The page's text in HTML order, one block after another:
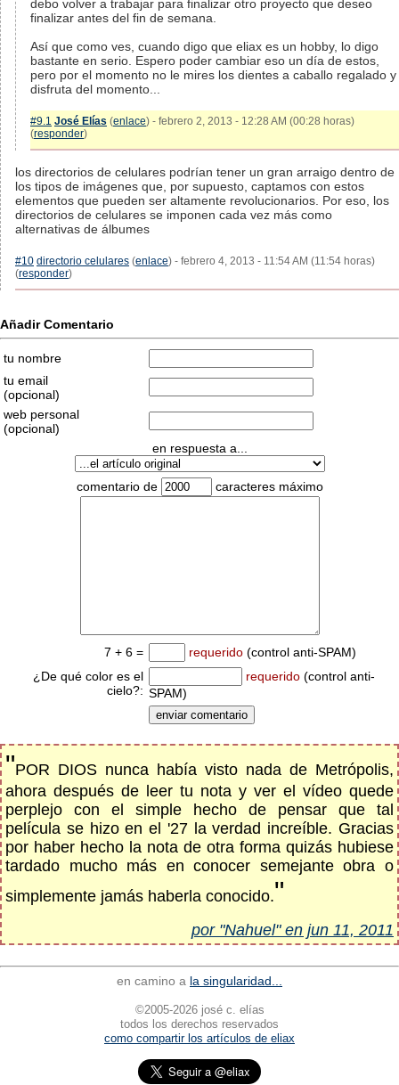
debo volver a trabajar para finalizar otro proyecto que deseo
finalizar antes del fin de semana.
Así que como ves, cuando digo que eliax es un hobby, lo digo
bastante en serio. Espero poder cambiar eso un día de estos,
pero por el momento no le mires los dientes a caballo regalado y
disfruta del momento...
#9.1 José Elías (enlace) - febrero 2, 2013 - 12:28 AM (00:28 horas)
(responder)
los directorios de celulares podrían tener un gran arraigo dentro de
los tipos de imágenes que, por supuesto, captamos con estos
elementos que pueden ser altamente revolucionarios. Por eso, los
directorios de celulares se imponen cada vez más como
alternativas de álbumes
#10 directorio celulares (enlace) - febrero 4, 2013 - 11:54 AM (11:54 horas)
(responder)
Añadir Comentario
tu nombre
tu email
(opcional)
web personal
(opcional)
en respuesta a...
comentario de caracteres máximo
7 + 6 = requerido (control anti-SPAM)
¿De qué color es el
cielo?:
requerido (control anti-
SPAM)
"POR DIOS nunca había visto nada de Metrópolis,
ahora después de leer tu nota y ver el vídeo quede
perplejo con el simple hecho de pensar que tal
película se hizo en el '27 la verdad increíble. Gracias
por haber hecho la nota de otra forma quizás hubiese
tardado mucho más en conocer semejante obra o
simplemente jamás haberla conocido."
por "Nahuel" en jun 11, 2011
en camino a la singularidad...
©2005-2026 josé c. elías
todos los derechos reservados
como compartir los artículos de eliax